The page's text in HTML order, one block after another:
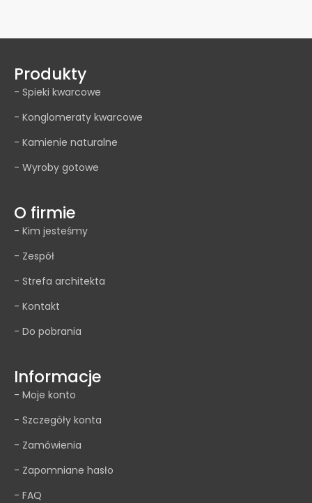
Produkty
- Spieki kwarcowe
- Konglomeraty kwarcowe
- Kamienie naturalne
- Wyroby gotowe
O firmie
- Kim jesteśmy
- Zespół
- Strefa architekta
- Kontakt
- Do pobrania
Informacje
- Moje konto
- Szczegóły konta
- Zamówienia
- Zapomniane hasło
- FAQ